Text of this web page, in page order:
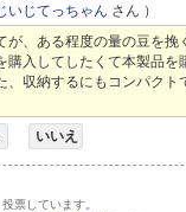
いじてっちゃん さん ）
が、ある程度の量の豆を
入してしたくて本製品を
収納するにもコンパクト
いいえ
票しています。